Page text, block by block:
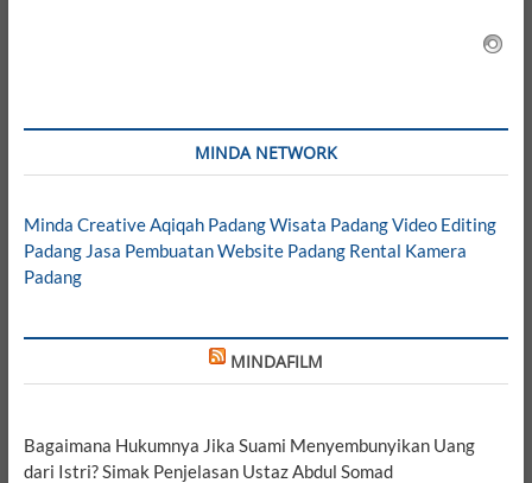
MINDA NETWORK
Minda CreativeAqiqah PadangWisata PadangVideo Editing
Padang Jasa Pembuatan Website Padang Rental Kamera
Padang
MINDAFILM
Bagaimana Hukumnya Jika Suami Menyembunyikan Uang
dari Istri? Simak Penjelasan Ustaz Abdul Somad